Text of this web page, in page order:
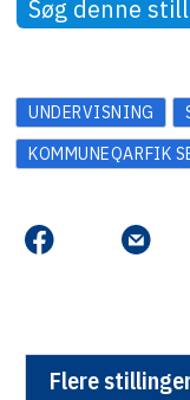
Søg denne
UNDERVISNING
KOMMUNEQARFIK
Flere